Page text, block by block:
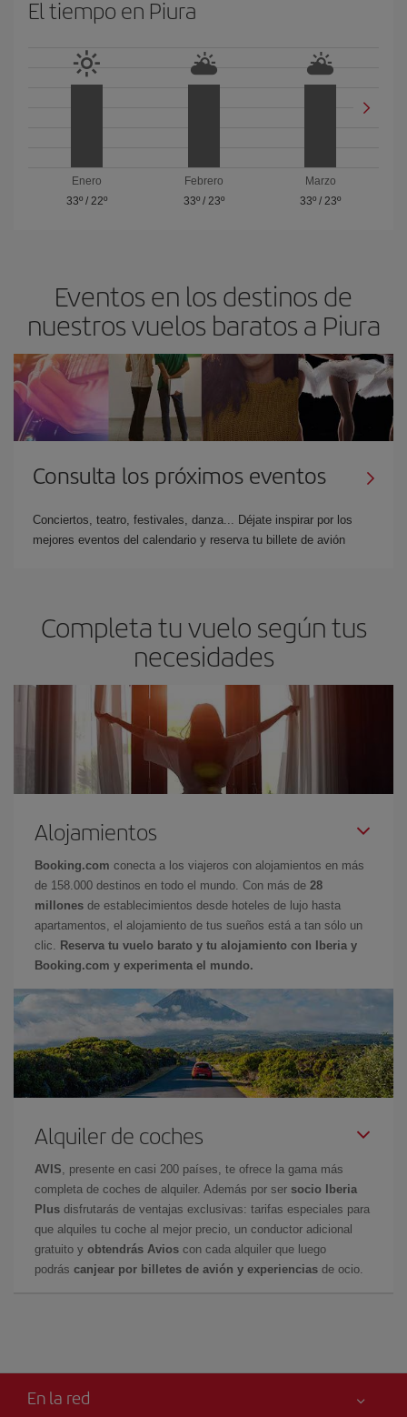
El tiempo en Piura
Enero
33º/ 22º
Febrero
33º/ 23º
Marzo
33º / 23º
Eventos en los destinos de
nuestros vuelos baratos a Piura
Consulta los próximos eventos
Conciertos, teatro, festivales, danza... Déjate inspirar por los
mejores eventos del calendario y reserva tu billete de avión
Completa tu vuelo según tus
necesidades
Alojamientos
Booking.com conecta a los viajeros con alojamientos en más
de 158.000 destinos en todo el mundo. Con más de 28
millones de establecimientos desde hoteles de lujo hasta
apartamentos, el alojamiento de tus sueños está a tan sólo un
clic.
Reserva tu vuelo barato y tu alojamiento con Iberia y
Booking.com y experimenta el mundo.
Alquiler de coches
AVIS , presente en casi 200 países, te ofrece la gama más
completa de coches de alquiler. Además por ser socio Iberia
Plus disfrutarás de ventajas exclusivas: tarifas especiales para
que alquiles tu coche al mejor precio, un conductor adicional
gratuito y obtendrás Avios con cada alquiler que luego
podrás canjear por billetes de avión y experiencias de ocio.
En la red